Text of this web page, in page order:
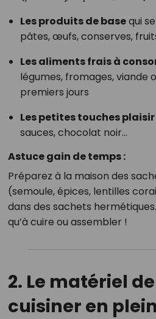
Les produits de basequi
pâtes, œufs, conserves,
Les aliments frais à
légumes, fromages, viande
premiers jours
Les petites touches plaisir
sauces, chocolat noir…
Astuce gain de temps :
Préparez à la maison des
(semoule, épices, lentilles
dans des sachets hermétiques.
qu’à cuire ou assembler !
2. Le matériel
cuisiner en